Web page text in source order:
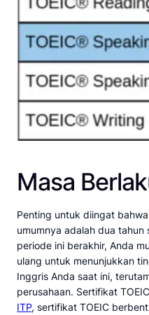
Masa
Penting untuk diingat
umumnya adalah dua
periode ini berakhir, Anda
ulang untuk menunjukkan
Inggris Anda saat ini,
perusahaan. Sertifikat
ITP, sertifikat TOEIC